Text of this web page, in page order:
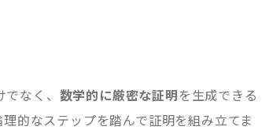
なく、 数学的に厳密な証明を生成できる
的なステップを踏んで証明を組み立てま